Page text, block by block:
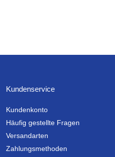
Kundenservice
Kundenkonto
Häufig gestellte Fragen
Versandarten
Zahlungsmethoden